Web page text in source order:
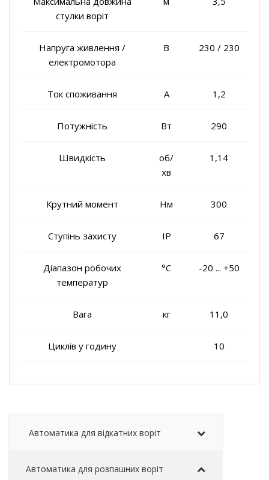
стулки воріт
Напруга живлення /
електромотора
В 230 / 230
Ток споживання A 1,2
Потужність Вт 290
Швидкість
об/
хв
1,14
Крутний момент Нм 300
Ступінь захисту IP 67
Діапазон робочих
температур
°C -20 ... +50
Вага кг 11,0
Циклів у годину 10
Автоматика для відкатних воріт
Автоматика для розпашних воріт